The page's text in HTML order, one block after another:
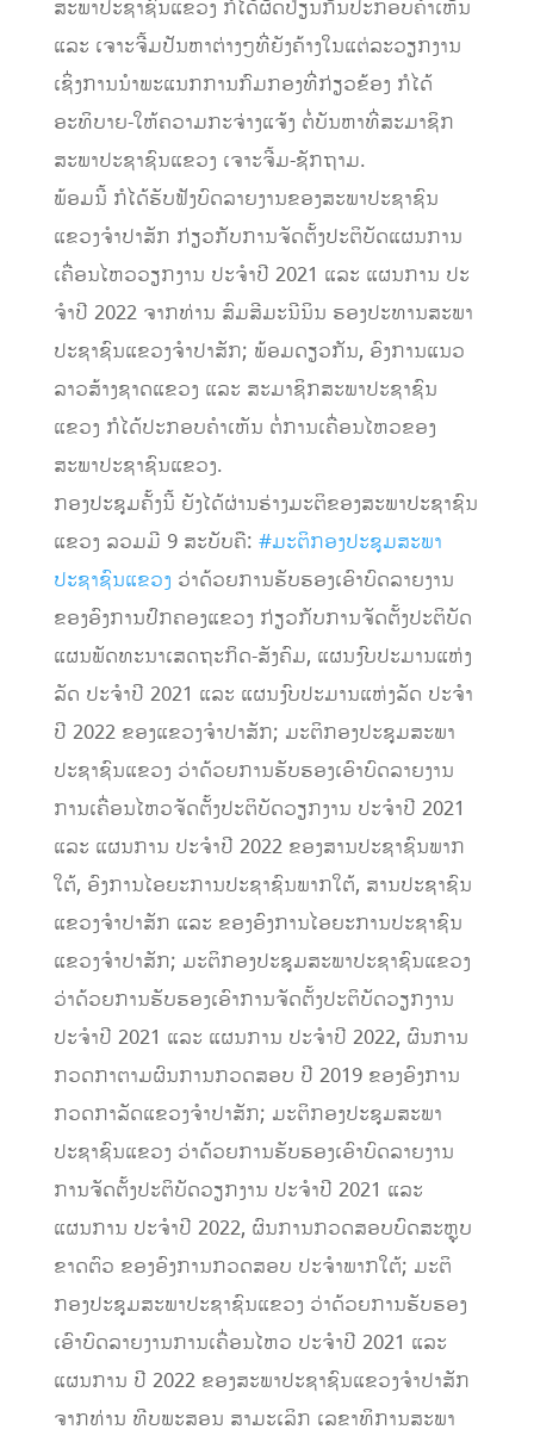
ສະພາປະຊາຊົນແຂວງ ກໍໄດ້ຜັດປ່ຽນກັນປະກອບຄໍາເຫັນ​
ແລະ​ ເຈາະຈີ້ມປັນຫາຕ່າງໆທີ່ຍັງຄ້າງໃນແຕ່ລະວຽກງານ​
ເຊິ່ງການນໍາພະແນກການກົມກອງທີ່ກ່ຽວຂ້ອງ ກໍໄດ້
ອະທິບາຍ-ໃຫ້ຄວາມກະຈ່າງແຈ້ງ​ ຕໍ່ບັນຫາທີ່ສະມາຊິກ
ສະພາປະຊາຊົນແຂວງ ເຈາະຈີ້ມ-ຊັກຖາມ.
ພ້ອມນີ້ ກໍໄດ້ຮັບຟັງບົດລາຍງານຂອງສະພາປະຊາຊົນ
ແຂວງຈໍາປາສັກ ກ່ຽວກັບການຈັດຕັ້ງປະຕິບັດແຜນການ
ເຄື່ອນໄຫວວຽກງານ ປະຈໍາປີ 2021 ແລະ ແຜນການ ປະ
ຈໍາປີ 2022 ຈາກທ່ານ ສົມສີມະນີນິນ ຮອງປະທານສະພາ
ປະຊາຊົນແຂວງຈໍາປາສັກ​; ພ້ອມດຽວກັນ, ອົງການແນວ
ລາວສ້າງຊາດແຂວງ​ ແລະ​ ສະມາຊິກສະພາປະຊາຊົນ
ແຂວງ ກໍໄດ້ປະກອບຄໍາເຫັນ ຕໍ່ການເຄື່ອນໄຫວຂອງ
ສະພາປະຊາຊົນແຂວງ.​
ກອງປະຊຸມຄັ້ງນີ້ ຍັງໄດ້ຜ່ານຮ່າງມະຕິຂອງສະພາປະຊາຊົນ
ແຂວງ ລວມມີ 9 ສະບັບຄື: #ມະຕິກອງປະຊຸມສະພາ
ປະຊາຊົນແຂວງ ວ່າດ້ວຍການຮັບຮອງເອົາບົດລາຍງານ
ຂອງອົງການປົກຄອງແຂວງ ກ່ຽວກັບການຈັດຕັ້ງປະຕິບັດ
ແຜນພັດທະນາເສດຖະກິດ-ສັງຄົມ,​ ແຜນງົບປະມານແຫ່ງ
ລັດ ປະຈໍາປີ 2021 ແລະ ແຜນງົບປະມານແຫ່ງລັດ ປະຈໍາ
ປີ 2022 ຂອງແຂວງຈໍາປາສັກ; ມະຕິກອງປະຊຸມສະພາ
ປະຊາຊົນແຂວງ ວ່າດ້ວຍການຮັບຮອງເອົາບົດລາຍງານ
ການເຄື່ອນໄຫວຈັດຕັ້ງປະຕິບັດວຽກງານ ປະຈໍາປີ 2021
ແລະ ແຜນການ ປະຈໍາປີ 2022 ຂອງສານປະຊາຊົນພາກ
ໃຕ້,​ ອົງການໄອຍະການປະຊາຊົນພາກໃຕ້,​ ສານປະຊາຊົນ
ແຂວງຈໍາປາສັກ​ ແລະ​ ຂອງອົງການໄອຍະການປະຊາຊົນ
ແຂວງຈໍາປາສັກ; ມະຕິກອງປະຊຸມສະພາປະຊາຊົນແຂວງ
ວ່າດ້ວຍການຮັບຮອງເອົາການຈັດຕັ້ງປະຕິບັດວຽກງານ
ປະຈໍາປີ 2021 ແລະ ແຜນການ ປະຈໍາປີ 2022, ຜົນການ
ກວດກາຕາມຜົນການກວດສອບ ປີ 2019 ຂອງອົງການ
ກວດກາລັດແຂວງຈໍາປາສັກ; ມະຕິກອງປະຊຸມສະພາ
ປະຊາຊົນແຂວງ ວ່າດ້ວຍການຮັບຮອງເອົາບົດລາຍງານ
ການຈັດຕັ້ງປະຕິບັດວຽກງານ ປະຈໍາປີ 2021 ແລະ
ແຜນການ ປະຈໍາປີ 2022, ຜົນການກວດສອບບົດສະຫຼຸບ
ຂາດຕົວ ຂອງອົງການກວດສອບ ປະຈໍາພາກໃຕ້; ມະຕິ
ກອງປະຊຸມສະພາປະຊາຊົນແຂວງ ວ່າດ້ວຍການຮັບຮອງ
ເອົາບົດລາຍງານການເຄື່ອນໄຫວ ປະຈໍາປີ 2021 ແລະ
ແຜນການ ປີ 2022 ຂອງສະພາປະຊາຊົນແຂວງຈໍາປາສັກ
ຈາກທ່ານ ທີບພະສອນ ສາມະເລິກ ເລຂາທິການສະພາ